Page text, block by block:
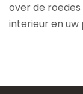
over de
interieur en uw